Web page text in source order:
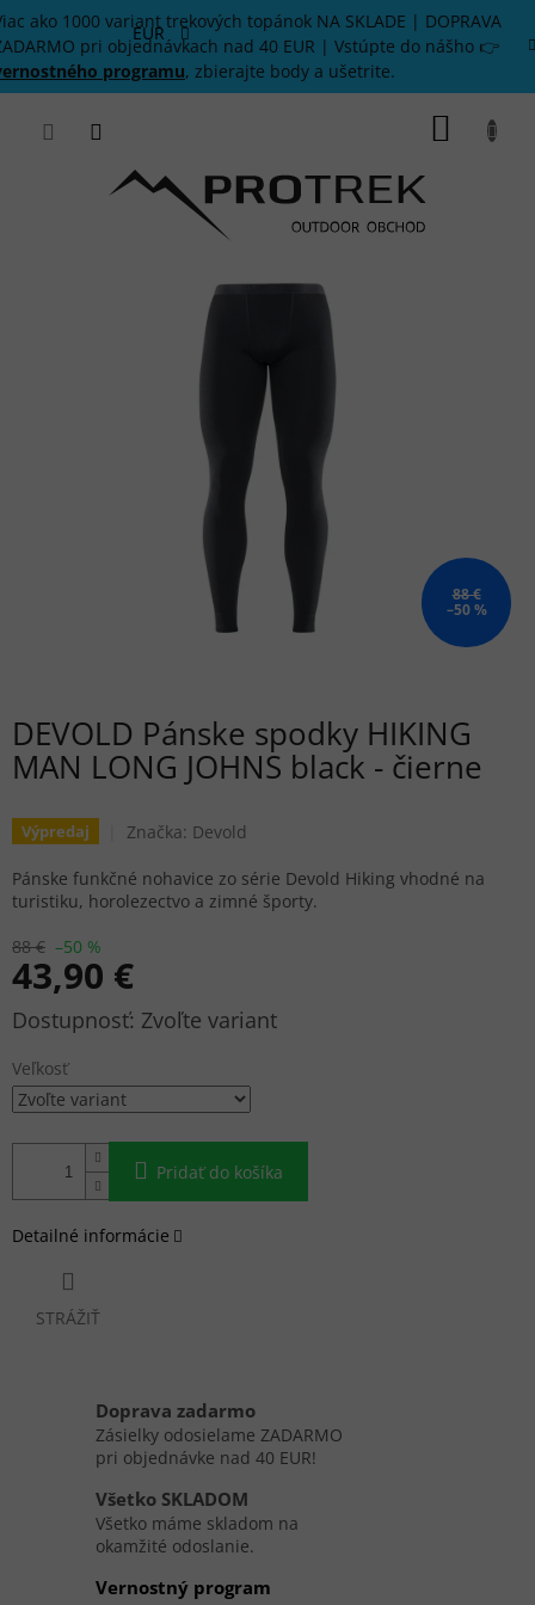
Prejsť
na
obsah
ako 1000 variant trekových topánok NA SKLADE | DOPRAVA
pri objednávkach nad 40 EUR | Vstúpte do nášho 👉
programu, zbierajte body a ušetrite.
EUR
88 €
–50 %
DEVOLD Pánske spodky HIKING
MAN LONG JOHNS black - čierne
Výpredaj Značka: Devold
88 € –50 %
43,90 €
Jednotková
Zvoľte variant
Veľkosť
Pridať do košíka
Pánske funkčné nohavice zo série Devold Hiking vhodné na
turistiku, horolezectvo a zimné športy.
Detailné informácie
STRÁŽIŤ
Doprava zadarmo
Zásielky odosielame ZADARMO
pri objednávke nad 40 EUR!
Všetko SKLADOM
Všetko máme skladom na
okamžité odoslanie.
Vernostný program